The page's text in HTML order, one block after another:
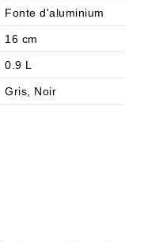
Fonte d'aluminium
16 cm
0.9 L
Gris, Noir